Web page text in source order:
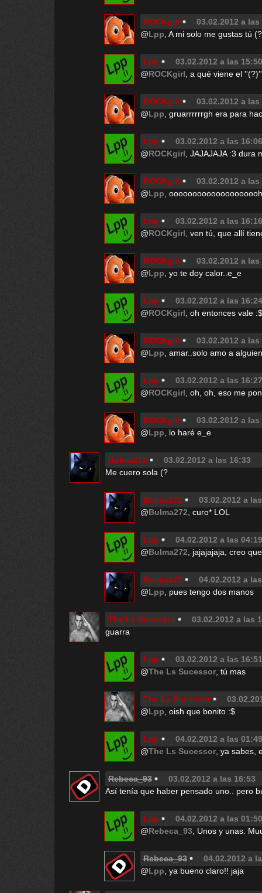
ROCKgirl
03.02.2012 a las
@Lpp , A mi solo me gustas tú
Lpp
03.02.2012 a las 15:50
@ROCKgirl , a qué viene el
ROCKgirl
03.02.2012 a las
@Lpp , gruarrrrrrgh era para
Lpp
03.02.2012 a las 16:06
@ROCKgirl , JAJAJAJA :3
ROCKgirl
03.02.2012 a las
@Lpp ,
Lpp
03.02.2012 a las 16:16
@ROCKgirl , ven tú, que allí
ROCKgirl
03.02.2012 a las
@Lpp , yo te doy calor..e_e
Lpp
03.02.2012 a las 16:24
@ROCKgirl , oh entonces vale
ROCKgirl
03.02.2012 a las
@Lpp , amar..solo amo a
Lpp
03.02.2012 a las 16:27
@ROCKgirl , oh, oh, eso me
ROCKgirl
03.02.2012 a las
@Lpp , lo haré e_e
Bulma272
03.02.2012 a las 16:33
Me cuero sola (?
Bulma272
03.02.2012 a
@Bulma272 , curo* LOL
Lpp
04.02.2012 a las 04:19
@Bulma272 , jajajajaja, creo
Bulma272
04.02.2012 a
@Lpp , pues tengo dos manos
The Ls Sucessor
03.02.2012 a las
guarra
Lpp
03.02.2012 a las 16:51
@The Ls Sucessor , tú mas
The Ls Sucessor
@Lpp , oish que bonito :$
Lpp
04.02.2012 a las 01:49
@The Ls Sucessor , ya
Rebeca_93
03.02.2012 a las 16:53
Así tenía que haber pensado uno.. pero
Lpp
04.02.2012 a las 01:50
@Rebeca_93 , Unos y unas.
Rebeca_93
04.02.2012 a
@Lpp , ya bueno claro!! jaja